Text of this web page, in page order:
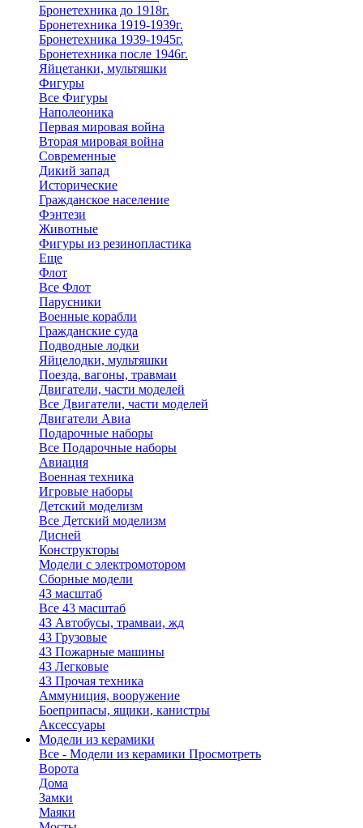
Бронетехника до 1918г.
Бронетехника 1919-1939г.
Бронетехника 1939-1945г.
Бронетехника после 1946г.
Яйцетанки, мультяшки
Фигуры
Все Фигуры
Наполеоника
Первая мировая война
Вторая мировая война
Современные
Дикий запад
Исторические
Гражданское население
Фэнтези
Животные
Фигуры из резинопластика
Еще
Флот
Все Флот
Парусники
Военные корабли
Гражданские суда
Подводные лодки
Яйцелодки, мультяшки
Поезда, вагоны, травмаи
Двигатели, части моделей
Все Двигатели, части моделей
Двигатели Авиа
Подарочные наборы
Все Подарочные наборы
Авиация
Военная техника
Игровые наборы
Детский моделизм
Все Детский моделизм
Дисней
Конструкторы
Модели с электромотором
Сборные модели
43 масштаб
Все 43 масштаб
43 Автобусы, трамваи, жд
43 Грузовые
43 Пожарные машины
43 Легковые
43 Прочая техника
Аммуниция, вооружение
Боеприпасы, ящики, канистры
Аксессуары
Модели из керамики
Все - Модели из керамики Просмотреть
Ворота
Дома
Замки
Маяки